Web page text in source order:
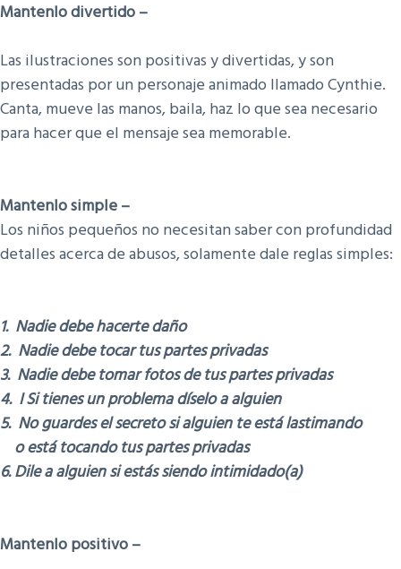
Mantenlo divertido –
Las ilustraciones son positivas y divertidas, y son
presentadas por un personaje animado llamado Cynthie.
Canta, mueve las manos, baila, haz lo que sea necesario
para hacer que el mensaje sea memorable.
Mantenlo simple – ​
Los niños pequeños no necesitan saber con profundidad
detalles acerca de abusos, solamente dale reglas simples:
1. Nadie debe hacerte daño
2. Nadie debe tocar tus partes privadas
3. Nadie debe tomar fotos de tus partes privadas
4. I Si tienes un problema díselo a alguien
5. No guardes el secreto si alguien te está lastimando
o está tocando tus partes privadas
6. Dile a alguien si estás siendo intimidado(a)
Mantenlo positivo –